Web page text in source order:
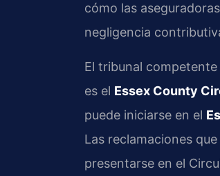
cómo las
negligencia
El tribunal
es el Essex County
puede iniciarse en el
Las reclamaciones
presentarse en el